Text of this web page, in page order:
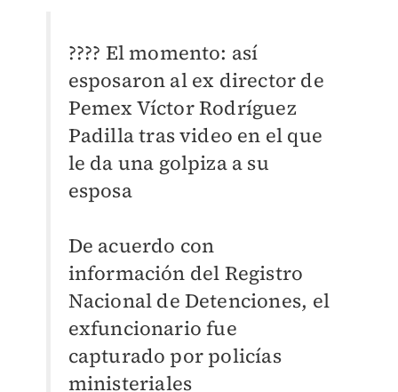
???? El momento: así
esposaron al ex director de
Pemex Víctor Rodríguez
Padilla tras video en el que
le da una golpiza a su
esposa
De acuerdo con
información del Registro
Nacional de Detenciones, el
exfuncionario fue
capturado por policías
ministeriales